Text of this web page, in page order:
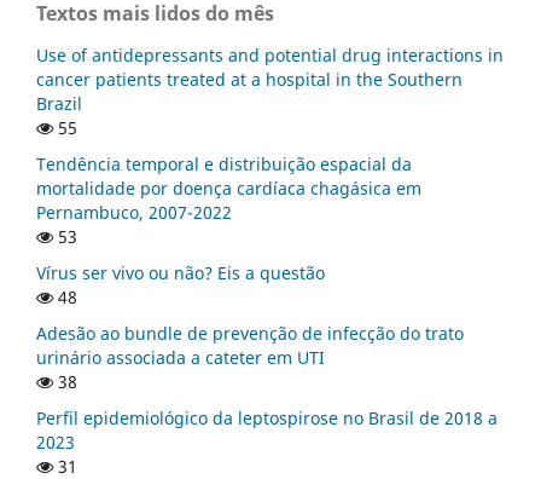
Textos mais lidos do mês
Use of antidepressants and potential drug interactions in
cancer patients treated at a hospital in the Southern
Brazil
55
Tendência temporal e distribuição espacial da
mortalidade por doença cardíaca chagásica em
Pernambuco, 2007-2022
53
Vírus ser vivo ou não? Eis a questão
48
Adesão ao bundle de prevenção de infecção do trato
urinário associada a cateter em UTI
38
Perfil epidemiológico da leptospirose no Brasil de 2018 a
2023
31